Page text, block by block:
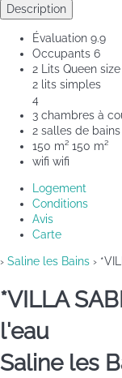
Description
Évaluation 9.9
Occupants 6
2 Lits Queen size
2 lits simples
4
3 chambres à
2 salles de bains
150 m² 150 m²
wifi wifi
Logement
Conditions
Avis
Carte
› Saline les Bains ›
*VILLA
l'eau
Saline les